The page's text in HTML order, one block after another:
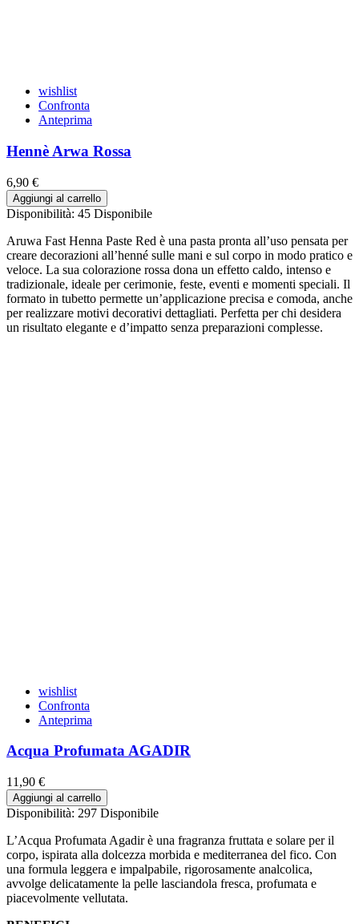
wishlist
Confronta
Anteprima
Hennè Arwa Rossa
6,90 €
Aggiungi al carrello
Disponibilità: 45 Disponibile
Aruwa Fast Henna Paste Red è una pasta pronta all’uso pensata per
creare decorazioni all’henné sulle mani e sul corpo in modo pratico e
veloce. La sua colorazione rossa dona un effetto caldo, intenso e
tradizionale, ideale per cerimonie, feste, eventi e momenti speciali. Il
formato in tubetto permette un’applicazione precisa e comoda, anche
per realizzare motivi decorativi dettagliati. Perfetta per chi desidera
un risultato elegante e d’impatto senza preparazioni complesse.
wishlist
Confronta
Anteprima
Acqua Profumata AGADIR
11,90 €
Aggiungi al carrello
Disponibilità: 297 Disponibile
L’Acqua Profumata Agadir è una fragranza fruttata e solare per il
corpo, ispirata alla dolcezza morbida e mediterranea del fico. Con
una formula leggera e impalpabile, rigorosamente analcolica,
avvolge delicatamente la pelle lasciandola fresca, profumata e
piacevolmente vellutata.